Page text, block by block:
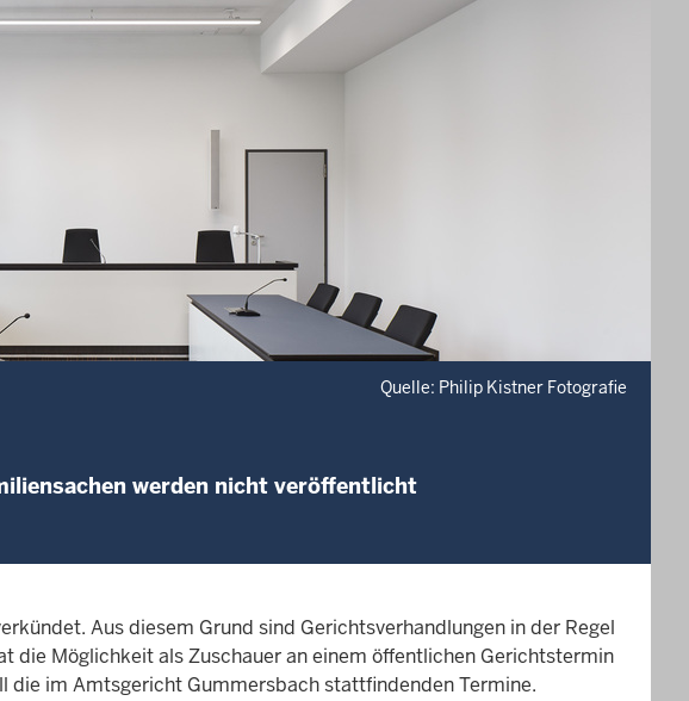
Quelle: Philip Kistner Fotografie
werden nicht veröffentlicht
Aus diesem Grund sind Gerichtsverhandlungen in der Regel
die Möglichkeit als Zuschauer an einem öffentlichen Gerichtstermin
die im Amtsgericht Gummersbach stattfindenden Termine.